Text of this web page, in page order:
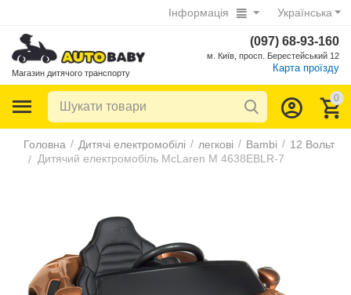
Українська
Інформація
Магазин дитячого транспорту
(097) 68-93-160
м. Київ, просп. Берестейський 12
Карта проїзду
0
Головна / Дитячі електромобілі / легкові / Bambi / 12 Вольт
/ Дитячий електромобіль McLaren M 4638EBLR-7